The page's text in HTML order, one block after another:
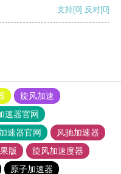
支持[0] 反对[0]
旋风加速
速器官网
速器官网
风驰加速器
版
旋风加速度器
原子加速器